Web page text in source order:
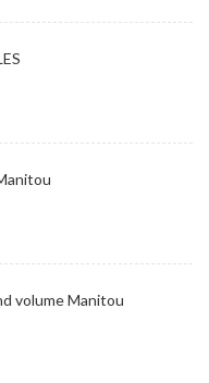
volume Manitou